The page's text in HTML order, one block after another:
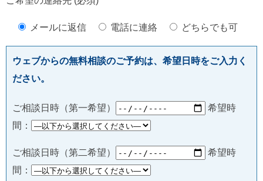
メールに返信 電話に連絡 どちらでも可
ウェブからの無料相談のご予約は、希望日時をご入力く
ださい。
ご相談日時（第一希望）
希望時
間：
ご相談日時（第二希望）
希望時
間：